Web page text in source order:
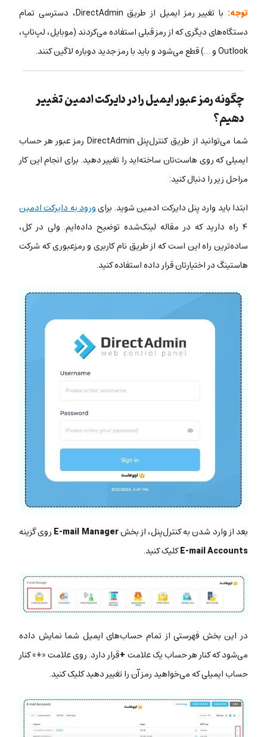
توجه:
با تغییر رمز ایمیل از طریق DirectAdmin، دسترسی تمام
دستگاه‌های دیگری که از رمز قبلی استفاده می‌کردند (موبایل، لپ‌تاپ،
Outlook و …) قطع می‌شود و باید با رمز جدید دوباره لاگین کنند.
چگونه رمز عبور ایمیل را در دایرکت ادمین تغییر
دهیم؟
شما می‌توانید از طریق کنترل‌پنل DirectAdmin رمز عبور هر حساب
ایمیلی که روی هاست‌تان ساخته‌اید را تغییر دهید. برای انجام این کار
مراحل زیر را دنبال کنید:
ابتدا باید وارد پنل دایرکت ادمین شوید. برایورود به دایرکت ادمین
۴ راه دارید که در مقاله لینک‌شده توضیح داده‌ایم. ولی در کل،
ساده‌ترین راه این است که از طریق نام کاربری و رمز‌عبوری که شرکت
هاستینگ در اختیارتان قرار داده استفاده کنید.
بعد از وارد شدن به کنترل‌پنل، از بخشE-mail Managerروی گزینه
E-mail Accountsکلیک کنید.
در این بخش فهرستی از تمام حساب‌های ایمیل شما نمایش داده
می‌شود که کنار هر حساب یک علامت+قرار دارد. روی علامت «+» کنار
حساب ایمیلی که می‌خواهید رمز آن را تغییر دهید کلیک کنید.